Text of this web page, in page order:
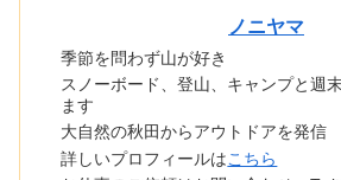
ノニヤマ
季節を問わず山が好き
スノーボード、登山、キャンプと週
ます
大自然の秋田からアウトドアを発信
詳しいプロフィールはこちら